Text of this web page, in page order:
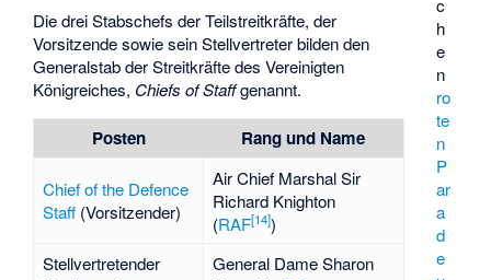
c
h
e
n
ro
te
n
P
ar
a
d
e
Die drei Stabschefs der Teilstreitkräfte, der
Vorsitzende sowie sein Stellvertreter bilden den
Generalstab der Streitkräfte des Vereinigten
Königreiches, Chiefs of Staffgenannt.
Posten Rang und Name
Chief of the Defence
Staff(Vorsitzender)
Air Chief Marshal Sir
Richard Knighton
(RAF[14])
Stellvertretender
General DameSharon